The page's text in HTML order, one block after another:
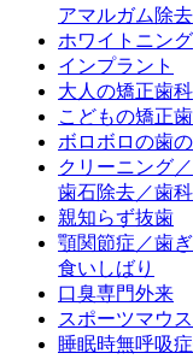
アマルガム除去
ホワイトニング
インプラント
大人の矯正歯科
こどもの矯正
ボロボロの歯
クリーニング／
歯石除去／歯
親知らず抜歯
顎関節症／歯
食いしばり
口臭専門外来
スポーツマウ
睡眠時無呼吸